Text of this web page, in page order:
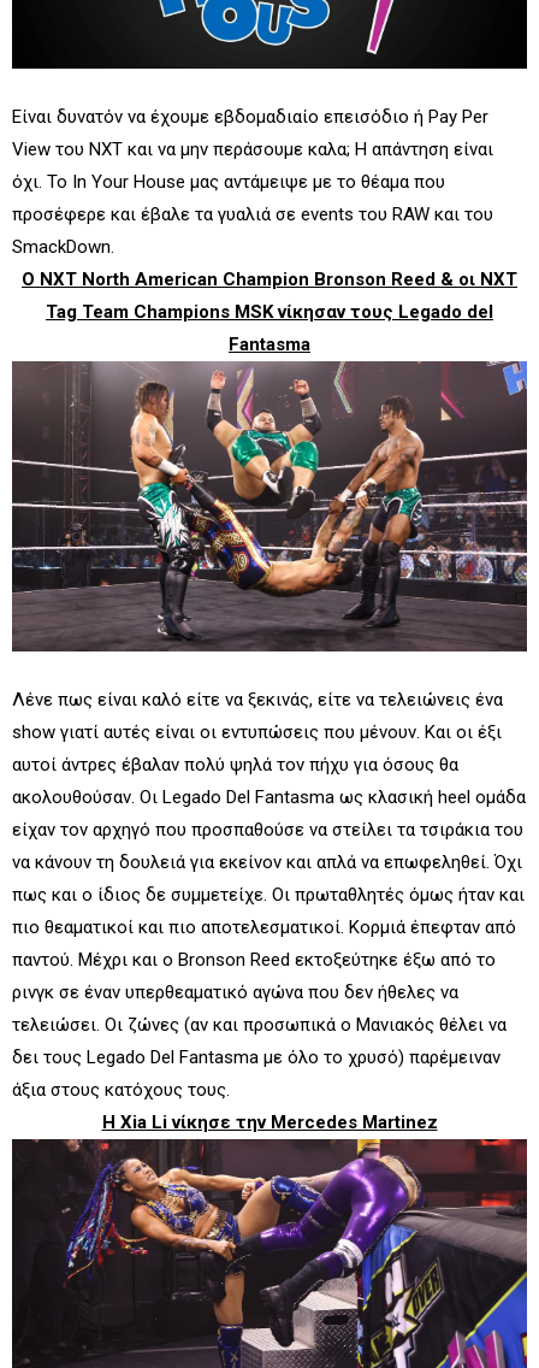
Eίναι δυνατόν να έχουμε εβδομαδιαίο επεισόδιο ή Pay Per
View του NXT και να μην περάσουμε καλα; Η απάντηση είναι
όχι. Το In Your House μας αντάμειψε με το θέαμα που
προσέφερε και έβαλε τα γυαλιά σε events του RAW και του
SmackDown.
Ο NXT North American Champion Bronson Reed & οι NXT
Tag Team Champions MSK νίκησαν τους Legado del
Fantasma
Λένε πως είναι καλό είτε να ξεκινάς, είτε να τελειώνεις ένα
show γιατί αυτές είναι οι εντυπώσεις που μένουν. Και οι έξι
αυτοί άντρες έβαλαν πολύ ψηλά τον πήχυ για όσους θα
ακολουθούσαν. Οι Legado Del Fantasma ως κλασική heel ομάδα
είχαν τον αρχηγό που προσπαθούσε να στείλει τα τσιράκια του
να κάνουν τη δουλειά για εκείνον και απλά να επωφεληθεί. Όχι
πως και ο ίδιος δε συμμετείχε. Οι πρωταθλητές όμως ήταν και
πιο θεαματικοί και πιο αποτελεσματικοί. Κορμιά έπεφταν από
παντού. Μέχρι και ο Bronson Reed εκτοξεύτηκε έξω από το
ρινγκ σε έναν υπερθεαματικό αγώνα που δεν ήθελες να
τελειώσει. Οι ζώνες (αν και προσωπικά ο Μανιακός θέλει να
δει τους Legado Del Fantasma με όλο το χρυσό) παρέμειναν
άξια στους κατόχους τους.
Η Xia Li νίκησε την Mercedes Martinez